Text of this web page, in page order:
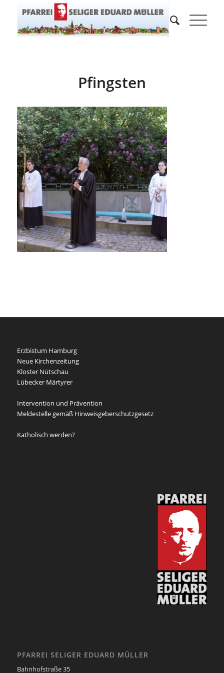
Pfingsten
Erzbistum Hamburg
Neue Kirchenzeitung
Kloster Nütschau
Lübecker Märtyrer
Intervention und Prävention
Meldestelle gemäß Hinweisgeberschutzgesetz
Katholisch werden?
PFARREI SELIGER EDUARD MÜLLER
Bahnhofstraße 35